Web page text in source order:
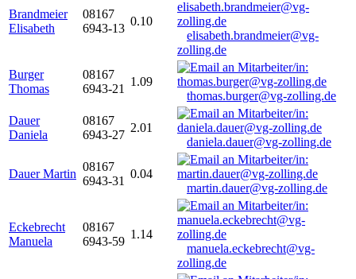
Brandmeier
Elisabeth
08167
6943-13
0.10
elisabeth.brandmeier@vg-
zolling.de
Burger
Thomas
08167
6943-21
1.09
thomas.burger@vg-zolling.de
Dauer
Daniela
08167
6943-27
2.01
daniela.dauer@vg-zolling.de
Dauer Martin
08167
6943-31
0.04
martin.dauer@vg-zolling.de
Eckebrecht
Manuela
08167
6943-59
1.14
manuela.eckebrecht@vg-
zolling.de